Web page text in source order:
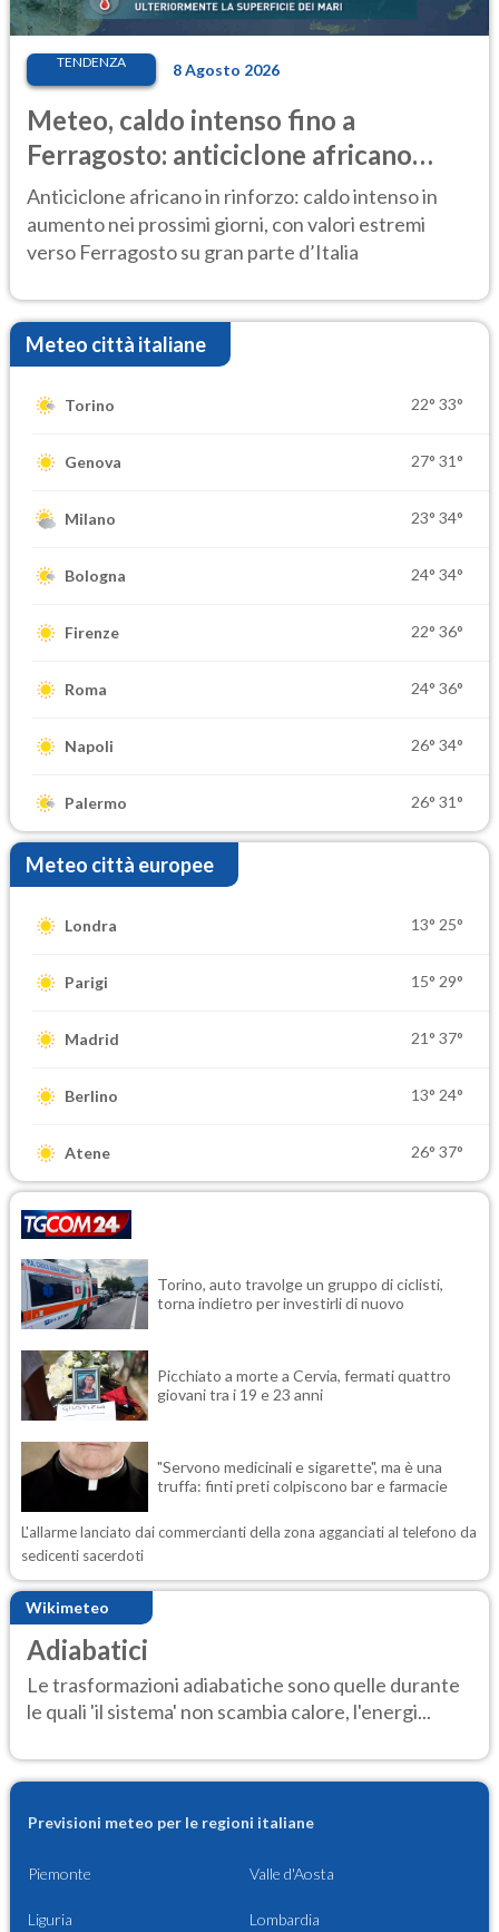
TENDENZA 8 Agosto 2026
Meteo, caldo intenso fino a
Ferragosto: anticiclone africano
ancora protagonista
Anticiclone africano in rinforzo: caldo intenso in
aumento nei prossimi giorni, con valori estremi
verso Ferragosto su gran parte d’Italia
Meteo città italiane
Torino 22° 33°
Genova 27° 31°
Milano 23° 34°
Bologna 24° 34°
Firenze 22° 36°
Roma 24° 36°
Napoli 26° 34°
Palermo 26° 31°
Meteo città europee
Londra 13° 25°
Parigi 15° 29°
Madrid 21° 37°
Berlino 13° 24°
Atene 26° 37°
Torino, auto travolge un gruppo di ciclisti,
torna indietro per investirli di nuovo
Picchiato a morte a Cervia, fermati quattro
giovani tra i 19 e 23 anni
"Servono medicinali e sigarette", ma è una
truffa: finti preti colpiscono bar e farmacie
L'allarme lanciato dai commercianti della zona agganciati al telefono da
sedicenti sacerdoti
Wikimeteo
Adiabatici
Le trasformazioni adiabatiche sono quelle durante
le quali 'il sistema' non scambia calore, l'energi...
Previsioni meteo per le regioni italiane
Piemonte Valle d'Aosta
Liguria Lombardia